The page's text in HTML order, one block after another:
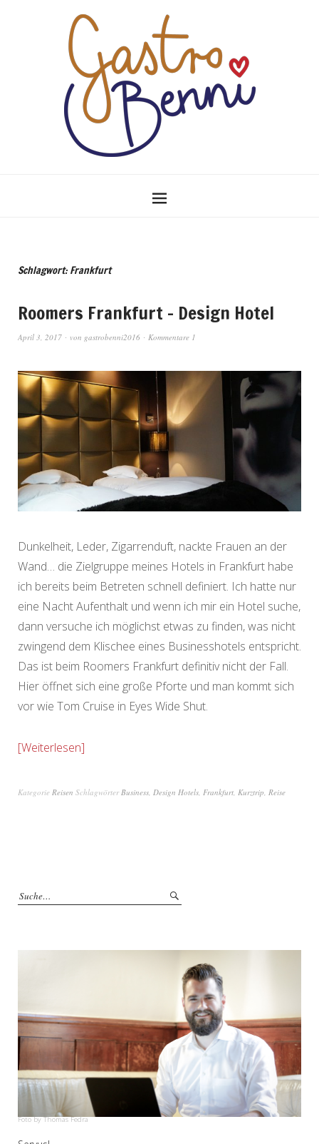
Schlagwort: Frankfurt
Roomers Frankfurt – Design Hotel
April 3, 2017 von gastrobenni2016 Kommentare 1
Dunkelheit, Leder, Zigarrenduft, nackte Frauen an der
Wand… die Zielgruppe meines Hotels in Frankfurt habe
ich bereits beim Betreten schnell definiert. Ich hatte nur
eine Nacht Aufenthalt und wenn ich mir ein Hotel suche,
dann versuche ich möglichst etwas zu finden, was nicht
zwingend dem Klischee eines Businesshotels entspricht.
Das ist beim Roomers Frankfurt definitiv nicht der Fall.
Hier öffnet sich eine große Pforte und man kommt sich
vor wie Tom Cruise in Eyes Wide Shut.
Weiterlesen
Kategorie Reisen SchlagwörterBusiness, Design Hotels, Frankfurt, Kurztrip, Reise
Foto by Thomas Fedra